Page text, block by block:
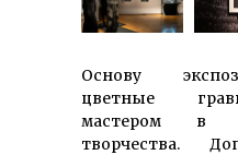
Основу
цветные
мастером в
творчества.